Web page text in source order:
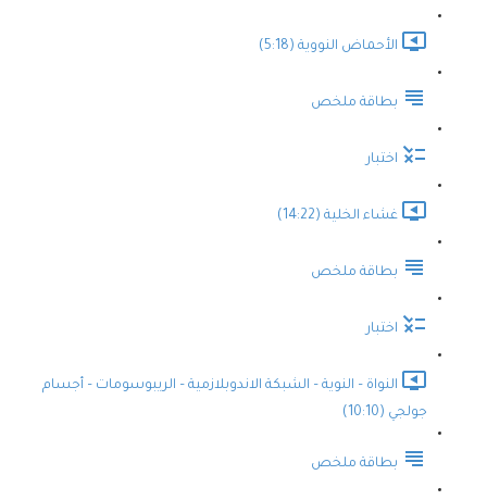
الأحماض النووية (5:18)
بطاقة ملخص
اختبار
غشاء الخلية (14:22)
بطاقة ملخص
اختبار
النواة – النوية – الشبكة الاندوبلازمية – الريبوسومات – أجسام
جولجي (10:10)
بطاقة ملخص